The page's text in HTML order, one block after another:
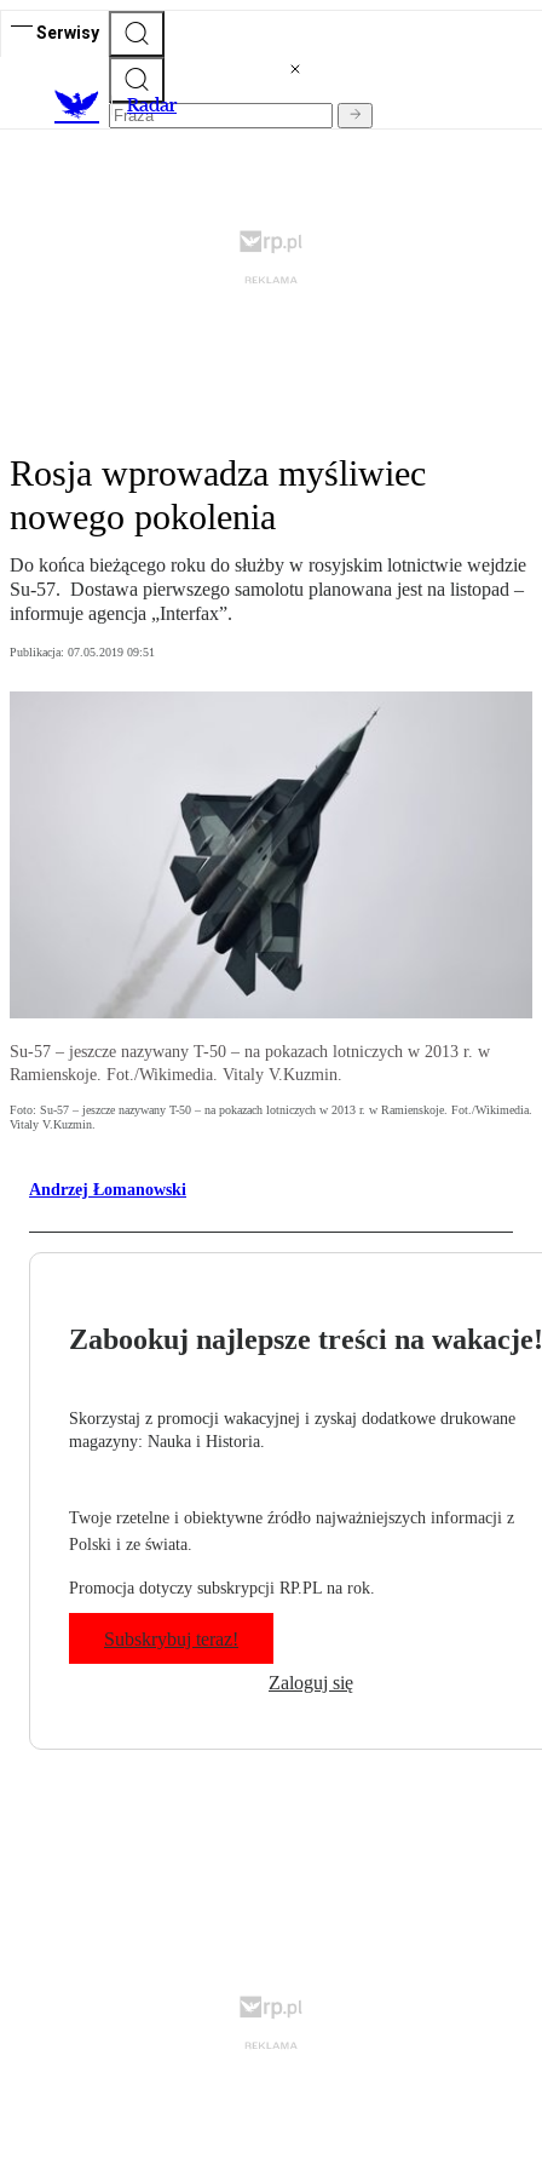
Serwisy
Radar
Rosja wprowadza myśliwiec
nowego pokolenia
Do końca bieżącego roku do służby w rosyjskim lotnictwie wejdzie
Su-57. Dostawa pierwszego samolotu planowana jest na listopad –
informuje agencja „Interfax”.
Publikacja: 07.05.2019 09:51
Su-57 – jeszcze nazywany T-50 – na pokazach lotniczych w 2013 r. w
Ramienskoje. Fot./Wikimedia. Vitaly V.Kuzmin.
Foto: Su-57 – jeszcze nazywany T-50 – na pokazach lotniczych w 2013 r. w Ramienskoje. Fot./Wikimedia.
Vitaly V.Kuzmin.
Andrzej Łomanowski
Zabookuj najlepsze treści na wakacje!
Skorzystaj z promocji wakacyjnej i zyskaj dodatkowe drukowane
magazyny: Nauka i Historia.
Twoje rzetelne i obiektywne źródło najważniejszych informacji z
Polski i ze świata.
Promocja dotyczy subskrypcji RP.PL na rok.
Subskrybuj teraz!
Zaloguj się